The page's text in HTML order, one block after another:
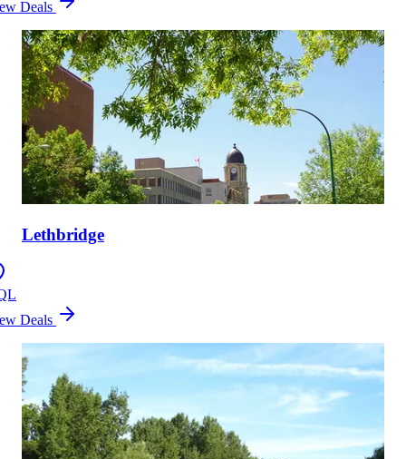
Deals
Lethbridge
Deals